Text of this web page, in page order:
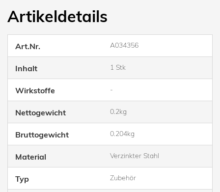
Artikeldetails
Art.Nr. A034356
Inhalt 1 Stk
Wirkstoffe -
Nettogewicht 0.2kg
Bruttogewicht 0.204kg
Material Verzinkter Stahl
Typ Zubehör